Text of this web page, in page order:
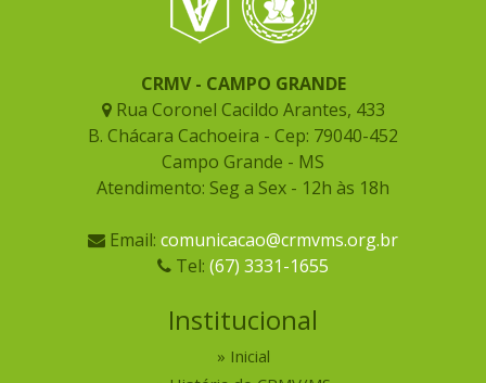
CRMV - CAMPO GRANDE
Rua Coronel Cacildo Arantes, 433
B. Chácara Cachoeira - Cep: 79040-452
Campo Grande - MS
Atendimento: Seg a Sex - 12h às 18h
Email: comunicacao@crmvms.org.br
Tel: (67) 3331-1655
Institucional
Inicial